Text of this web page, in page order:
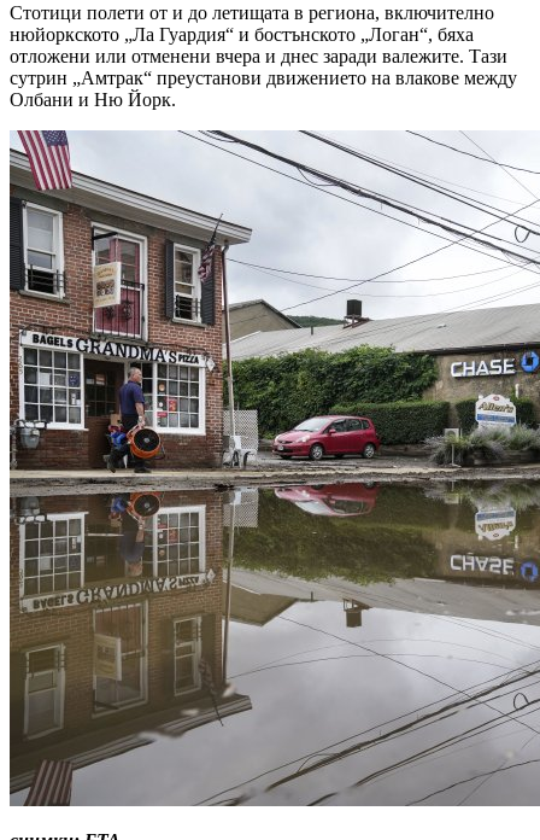
Стотици полети от и до летищата в региона, включително
нюйоркското „Ла Гуардия“ и бостънското „Логан“, бяха
отложени или отменени вчера и днес заради валежите. Тази
сутрин „Амтрак“ преустанови движението на влакове между
Олбани и Ню Йорк.